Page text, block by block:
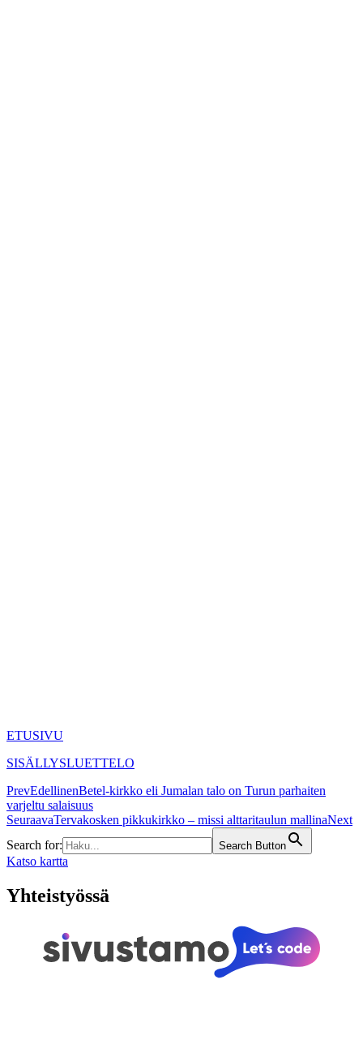
ETUSIVU
SISÄLLYSLUETTELO
PrevEdellinenBetel-kirkko eli Jumalan talo on Turun parhaiten
varjeltu salaisuus
SeuraavaTervakosken pikkukirkko – missi alttaritaulun mallinaNext
Search for:
Search Button
Katso kartta
Yhteistyössä